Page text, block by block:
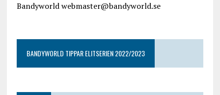
Bandyworld webmaster@bandyworld.se
BANDYWORLD TIPPAR ELITSERIEN 2022/2023